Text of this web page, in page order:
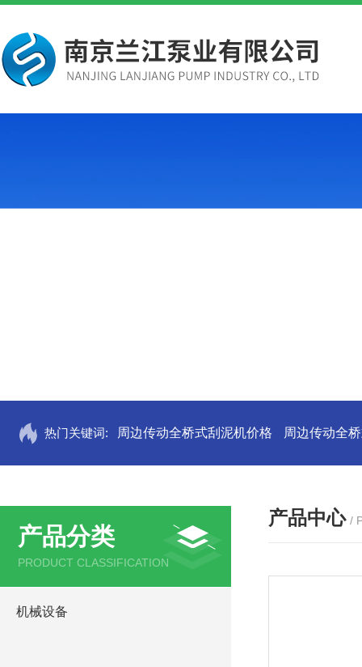
热门关键词: 周边传动全桥式刮泥机价格 周边传动全
产品分类
PRODUCT CLASSIFICATION
机械设备
产品中心 /